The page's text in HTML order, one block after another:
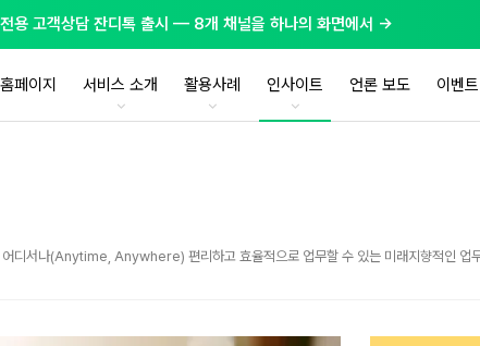
용 고객상담 잔디톡 출시 — 8개 채널을 하나의 화면에서 →
페이지 서비스 소개 활용사례 인사이트 언론 보도 이벤
디서나(Anytime, Anywhere) 편리하고 효율적으로 업무할 수 있는 미래지향적인 업